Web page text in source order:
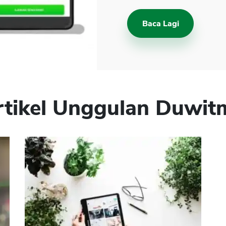
Baca Lagi
Unggulan